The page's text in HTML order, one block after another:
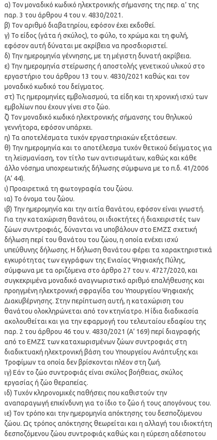
α) Τον μοναδικό κωδικό ηλεκτρονικής σήμανσης της περ. α’ της
παρ. 3 του άρθρου 4 του ν. 4830/2021.
β) Τον αριθμό διαβατηρίου, εφόσον έχει εκδοθεί.
γ) Το είδος (γάτα ή σκύλος), το φύλο, το χρώμα και τη φυλή,
εφόσον αυτή δύναται με ακρίβεια να προσδιοριστεί.
δ) Την ημερομηνία γέννησης, με τη μέγιστη δυνατή ακρίβεια.
ε) Την ημερομηνία στείρωσης ή αποστολής γενετικού υλικού στο
εργαστήριο του άρθρου 13 του ν. 4830/2021 καθώς και τον
μοναδικό κωδικό του δείγματος.
στ) Τις ημερομηνίες εμβολιασμού, τα είδη και τη χρονική ισχύ των
εμβολίων που έχουν γίνει στο ζώο.
ζ) Τον μοναδικό κωδικό ηλεκτρονικής σήμανσης του θηλυκού
γεννήτορα, εφόσον υπάρχει.
η) Τα αποτελέσματα τυχόν εργαστηριακών εξετάσεων.
θ) Την ημερομηνία και το αποτέλεσμα τυχόν θετικού δείγματος για
τη λεϊσμανίαση, τον τίτλο των αντισωμάτων, καθώς και κάθε
άλλο νόσημα υποχρεωτικής δήλωσης σύμφωνα με το π.δ. 41/2006
(Α’ 44).
ι) Προαιρετικά τη φωτογραφία του ζώου.
ια) Το όνομα του ζώου.
ιβ) Την ημερομηνία και την αιτία θανάτου, εφόσον είναι γνωστή.
Για την καταχώριση θανάτου, οι ιδιοκτήτες ή διαχειριστές των
ζώων συντροφιάς, δύνανται να υποβάλουν στο ΕΜΖΣ σχετική
δήλωση περί του θανάτου του ζώου, η οποία ενέχει ισχύ
υπεύθυνης δήλωσης. Η δήλωση θανάτου φέρει τα χαρακτηριστικά
εγκυρότητας των εγγράφων της Ενιαίας Ψηφιακής Πύλης,
σύμφωνα με τα οριζόμενα στο άρθρο 27 του ν. 4727/2020, και
συγκεκριμένα μοναδικό αναγνωριστικό αριθμό επαλήθευσης και
προηγμένη ηλεκτρονική σφραγίδα του Υπουργείου Ψηφιακής
Διακυβέρνησης. Στην περίπτωση αυτή, η καταχώριση του
θανάτου ολοκληρώνεται από τον κτηνίατρο. Η ίδια διαδικασία
ακολουθείται και για την εφαρμογή του τελευταίου εδαφίου της
παρ. 2 του άρθρου 46 του ν. 4830/2021 (Α’ 169) περί διαγραφής
από το ΕΜΖΣ των καταχωρισμένων ζώων συντροφιάς στη
διαδικτυακή ηλεκτρονική βάση του Υπουργείου Ανάπτυξης και
Τροφίμων τα οποία δεν βρίσκονται πλέον στη ζωή.
ιγ) Εάν το ζώο συντροφιάς είναι σκύλος βοήθειας, σκύλος
εργασίας ή ζώο θεραπείας.
ιδ) Τυχόν κληρονομικές παθήσεις που καθιστούν την
αναπαραγωγή επικίνδυνη για το ίδιο το ζώο ή τους απογόνους του.
ιε) Τον τρόπο και την ημερομηνία απόκτησης του δεσποζόμενου
ζώου. Ως τρόπος απόκτησης θεωρείται και η αλλαγή του ιδιοκτήτη
δεσποζόμενου ζώου συντροφιάς καθώς και η εύρεση αδέσποτου